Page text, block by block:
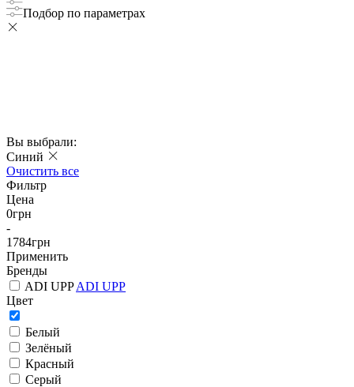
Подбор по параметрах
Вы выбрали:
Синий
Очистить все
Фильтр
Цена
0грн
-
1784грн
Применить
Бренды
ADI UPPADI UPP
Цвет
Белый
Зелёный
Красный
Серый